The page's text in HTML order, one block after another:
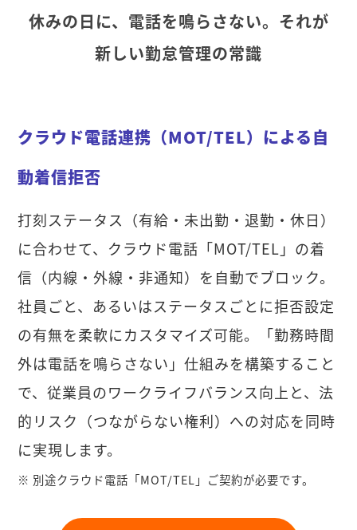
休みの日に、電話を鳴らさない。それが
新しい勤怠管理の常識
クラウド電話連携（MOT/TEL）による自
動着信拒否
打刻ステータス（有給・未出勤・退勤・休日）
に合わせて、クラウド電話「MOT/TEL」の着
信（内線・外線・非通知）を自動でブロック。
社員ごと、あるいはステータスごとに拒否設定
の有無を柔軟にカスタマイズ可能。「勤務時間
外は電話を鳴らさない」仕組みを構築すること
で、従業員のワークライフバランス向上と、法
的リスク（つながらない権利）への対応を同時
に実現します。
※ 別途クラウド電話「MOT/TEL」ご契約が必要です。